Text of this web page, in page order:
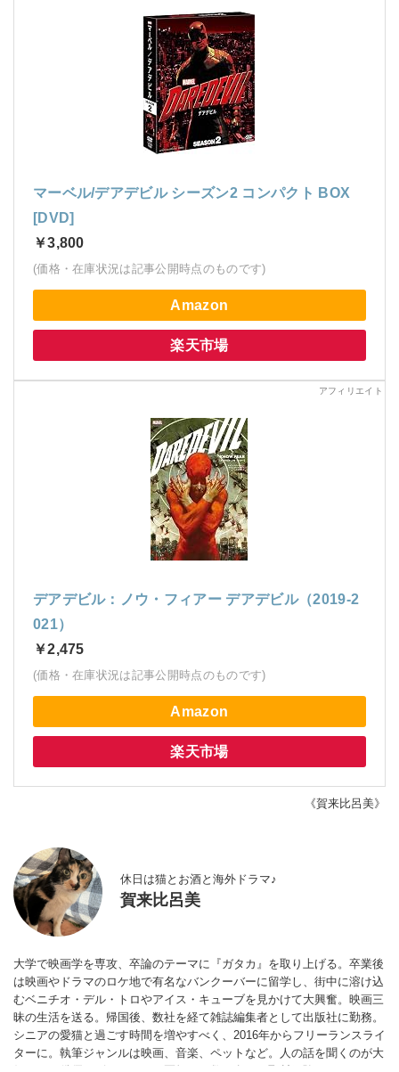
マーベル/デアデビル シーズン2 コンパクト BOX
[DVD]
￥3,800
(価格・在庫状況は記事公開時点のものです)
Amazon
楽天市場
デアデビル：ノウ・フィアー デアデビル（2019-2
021）
￥2,475
(価格・在庫状況は記事公開時点のものです)
Amazon
楽天市場
《賀来比呂美》
休日は猫とお酒と海外ドラマ♪
賀来比呂美
大学で映画学を専攻、卒論のテーマに『ガタカ』を取り上げる。卒業後
は映画やドラマのロケ地で有名なバンクーバーに留学し、街中に溶け込
むベニチオ・デル・トロやアイス・キューブを見かけて大興奮。映画三
昧の生活を送る。帰国後、数社を経て雑誌編集者として出版社に勤務。
シニアの愛猫と過ごす時間を増やすべく、2016年からフリーランスライ
ターに。執筆ジャンルは映画、音楽、ペットなど。人の話を聞くのが大